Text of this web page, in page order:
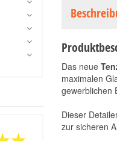
Das neue
maximalen
gewerblichen
Dieser
zur sicheren